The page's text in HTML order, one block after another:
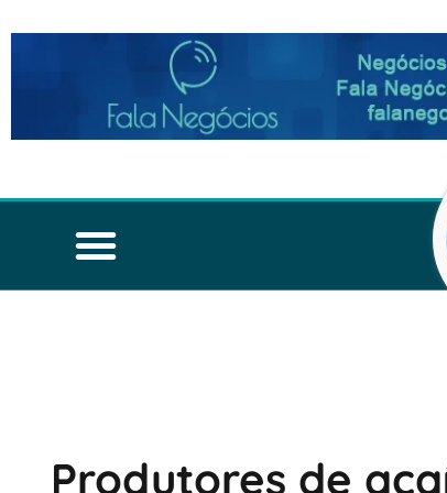
Produtores de